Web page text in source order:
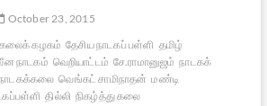
October 23, 2015
கழகம் தேசிய நாடகப் பள்ளி தமிழ்
நாடகம் வெறியாட்டம் சே.ராமானுஜம் நாடகக்
வெங்கட் சாமிநாதன் மண்டி
தில்லி நிகழ்த்து கலை